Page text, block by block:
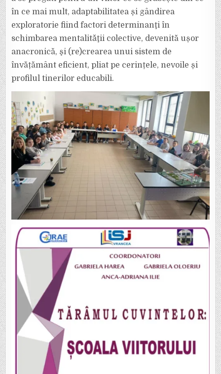
în ce mai mult, adaptabilitatea și gândirea
exploratorie fiind factori determinanţi în
schimbarea mentalitǎţii colective, devenită ușor
anacronică, şi (re)crearea unui sistem de
învățământ eficient, pliat pe cerințele, nevoile și
profilul tinerilor educabili.